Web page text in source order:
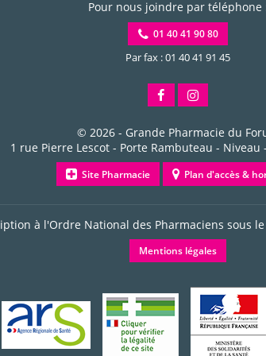
Pour nous joindre par téléphone
01 40 41 90 80
Par fax : 01 40 41 91 45
© 2026 - Grande Pharmacie du
1 rue Pierre Lescot - Porte Rambuteau - Niveau
Site Pharmacie Plan d'accès &
à l'Ordre National des Pharmaciens sous
Mentions légales